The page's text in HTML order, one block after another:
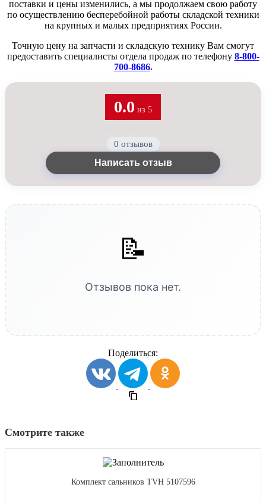
поставки и цены изменились, а мы продолжаем свою работу
по осуществлению бесперебойной работы складской техники
на крупных и малых предприятиях России.
Точную цену на запчасти и складскую технику Вам смогут
предоставить специалисты отдела продаж по телефону 8-800-
700-8686.
0.0 из 5
0 отзывов
Написать отзыв
📝
Отзывов пока нет.
Поделиться:
Смотрите также
Комплект сальников TVH 5107596